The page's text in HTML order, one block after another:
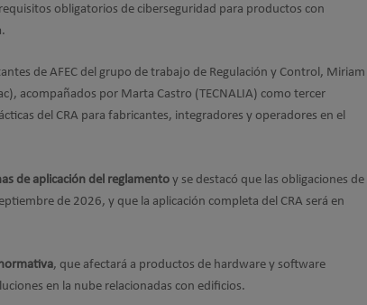
obligatorios de ciberseguridad para productos con
de AFEC del grupo de trabajo de Regulación y Control, Miriam
acompañados por Marta Castro (TECNALIA) como tercer
del CRA para fabricantes, integradores y operadores en el
de aplicación del reglamentoy se destacó que las obligaciones de
de 2026, y que la aplicación completa del CRA será en
, que afectará a productos de hardware y software
en la nube relacionadas con edificios.